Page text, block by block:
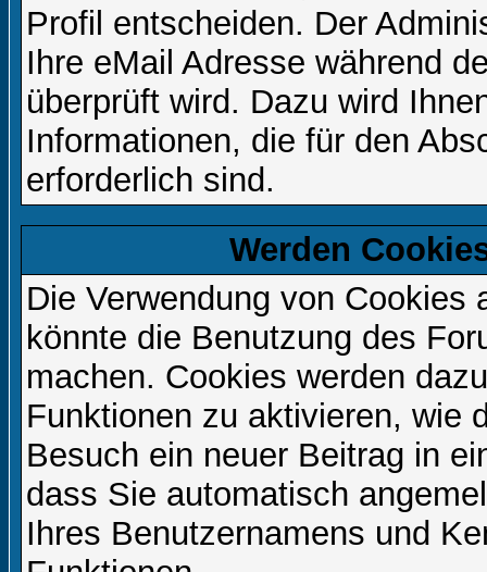
Profil entscheiden. Der
Ihre eMail Adresse während
überprüft wird. Dazu wird
Informationen, die für den
erforderlich sind.
Werden
Die Verwendung von
könnte die Benutzung des
machen. Cookies werden
Funktionen zu aktivieren, wie
Besuch ein neuer Beitrag in
dass Sie automatisch
Ihres Benutzernamens und